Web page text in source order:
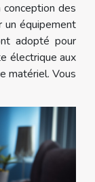
des
équipement
adopté pour
électrique aux
matériel. Vous